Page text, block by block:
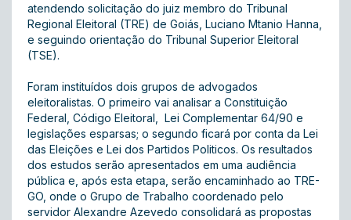
atendendo solicitação do juiz membro do Tribunal
Regional Eleitoral (TRE) de Goiás, Luciano Mtanio Hanna,
e seguindo orientação do Tribunal Superior Eleitoral
(TSE).
Foram instituídos dois grupos de advogados
eleitoralistas. O primeiro vai analisar a Constituição
Federal, Código Eleitoral, Lei Complementar 64/90 e
legislações esparsas; o segundo ficará por conta da Lei
das Eleições e Lei dos Partidos Politicos. Os resultados
dos estudos serão apresentados em uma audiência
pública e, após esta etapa, serão encaminhado ao TRE-
GO, onde o Grupo de Trabalho coordenado pelo
servidor Alexandre Azevedo consolidará as propostas